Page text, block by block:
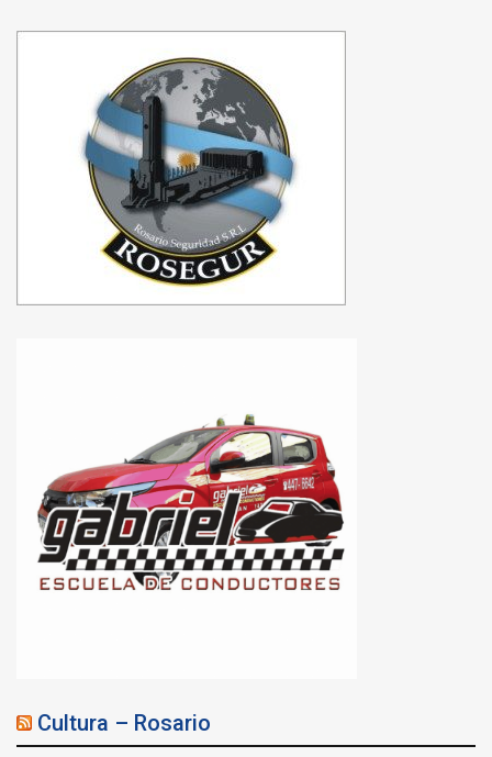
Cultura – Rosario